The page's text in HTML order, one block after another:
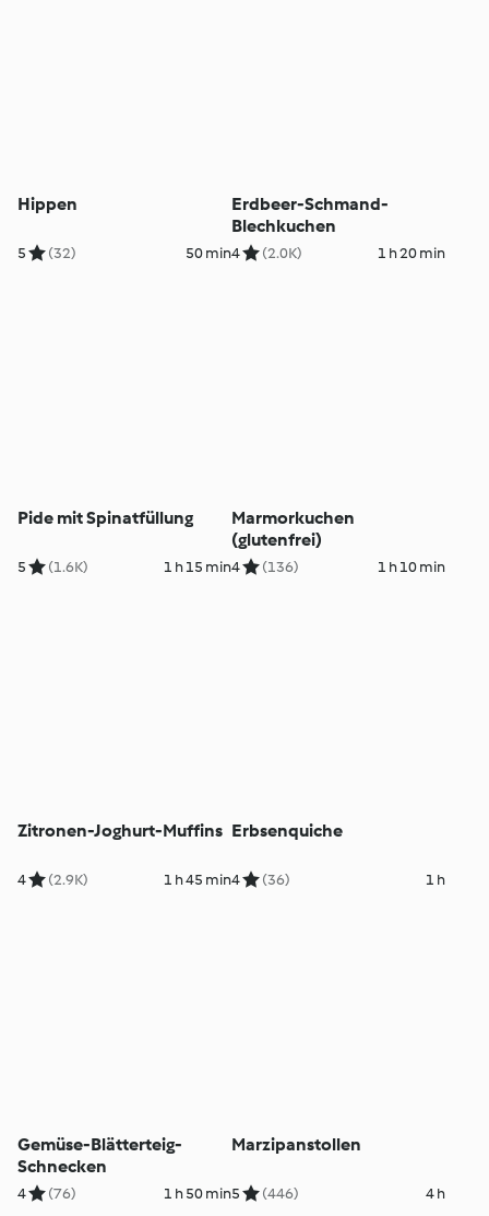
Hippen
5 (32) 50 min
Erdbeer-Schmand-
Blechkuchen
4 (2.0K) 1 h 20 min
Pide mit Spinatfüllung
5 (1.6K) 1 h 15 min
Marmorkuchen
(glutenfrei)
4 (136) 1 h 10 min
Zitronen-Joghurt-Muffins
4 (2.9K) 1 h 45 min
Erbsenquiche
4 (36) 1 h
Gemüse-Blätterteig-
Schnecken
4 (76) 1 h 50 min
Marzipanstollen
5 (446) 4 h